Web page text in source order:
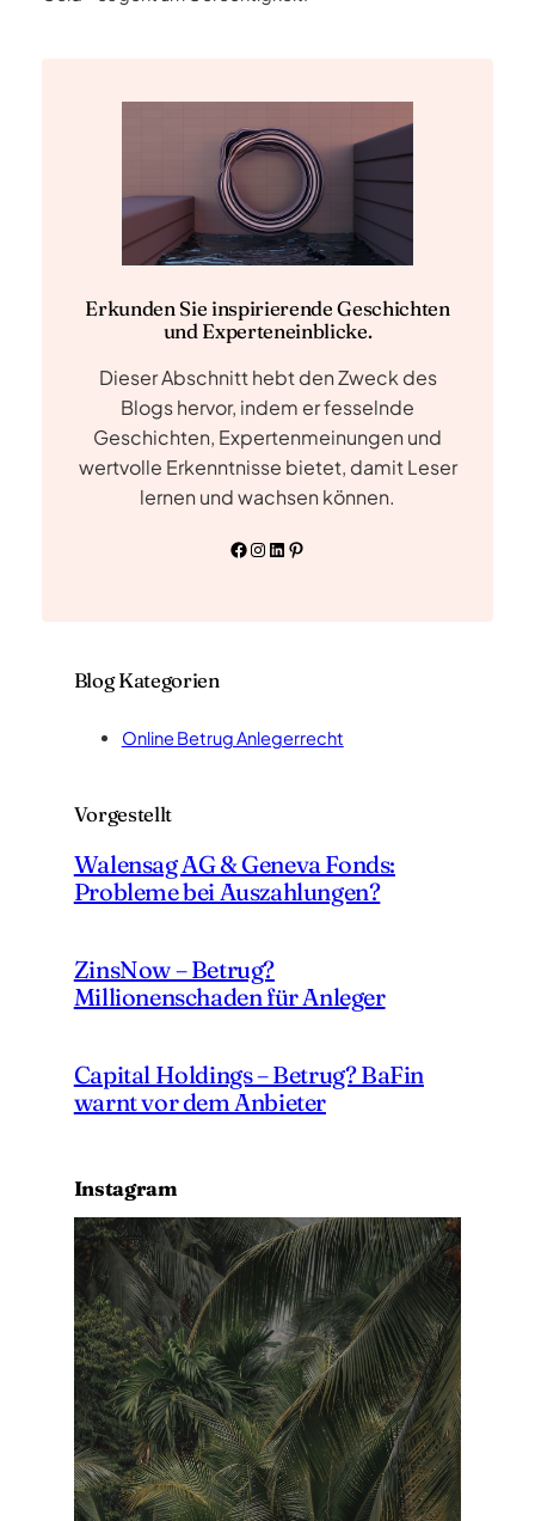
Erkunden Sie inspirierende Geschichten
und Experteneinblicke.
Dieser Abschnitt hebt den Zweck des
Blogs hervor, indem er fesselnde
Geschichten, Expertenmeinungen und
wertvolle Erkenntnisse bietet, damit Leser
lernen und wachsen können.
Facebook InstagramLinkedIn Pinterest
Blog Kategorien
Online Betrug Anlegerrecht
Vorgestellt
Walensag AG & Geneva Fonds:
Probleme bei Auszahlungen?
ZinsNow – Betrug?
Millionenschaden für Anleger
Capital Holdings – Betrug? BaFin
warnt vor dem Anbieter
Instagram